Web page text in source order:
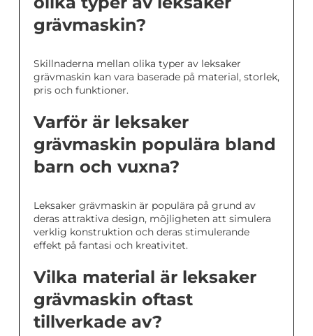
grävmaskin?
Skillnaderna mellan olika typer av leksaker
grävmaskin kan vara baserade på material, storlek,
pris och funktioner.
Varför är leksaker
grävmaskin populära bland
barn och vuxna?
Leksaker grävmaskin är populära på grund av
deras attraktiva design, möjligheten att simulera
verklig konstruktion och deras stimulerande
effekt på fantasi och kreativitet.
Vilka material är leksaker
grävmaskin oftast
tillverkade av?